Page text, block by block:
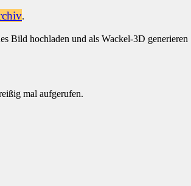
.
Bild hochladen und als Wackel-3D generieren
mal aufgerufen.